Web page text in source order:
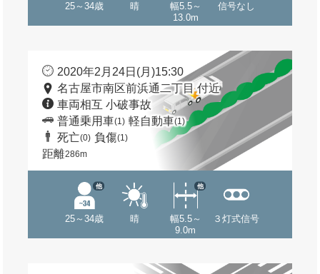
25～34歳 晴
幅5.5～
13.0m
信号なし
2020年2月24日(月)15:30
名古屋市南区前浜通二丁目 付近
車両相互 小破事故
普通乗用車(1) 軽自動車(1)
死亡(0) 負傷(1)
距離286m
25～34歳
他
晴
幅5.5～
9.0m
他
３灯式信号